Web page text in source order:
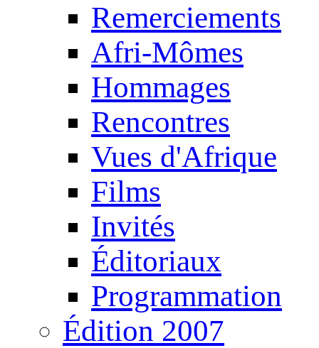
Remerciements
Afri-Mômes
Hommages
Rencontres
Vues d'Afrique
Films
Invités
Éditoriaux
Programmation
Édition 2007